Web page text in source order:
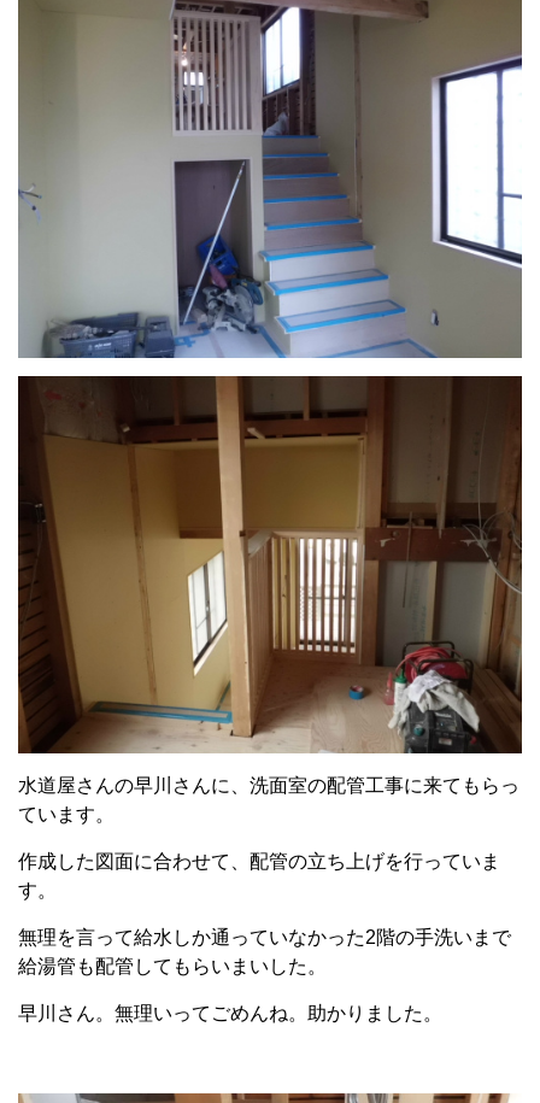
水道屋さんの早川さんに、洗面室の配管工事に来てもらっ
ています。
作成した図面に合わせて、配管の立ち上げを行っていま
す。
無理を言って給水しか通っていなかった2階の手洗いまで
給湯管も配管してもらいまいした。
早川さん。無理いってごめんね。助かりました。